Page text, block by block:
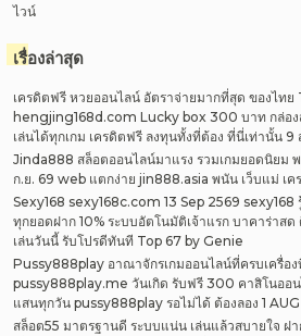
ไวน์
เรื่องล่าสุด
เครดิตฟรี หวยออนไลน์ อัตราจ่ายมากที่สุด ของไท
hengjing168d.com Lucky box 300 บาท กล่องสุ่
เล่นได้ทุกเกม เครดิตฟรี ลงทุนทั้งที่ต้อง ที่นี่เท่านั้น
Jinda888 สล็อตออนไลน์มาแรง รวมเกมยอดนิยม
ก.ย. 69 web แตกง่าย jin888.asia พนัน เว็บแม่ เ
Sexy168 sexy168c.com 13 Sep 2569 sexy168
ทุกยอดฝาก 10% ระบบอัตโนมัติเจ้าแรก บาคาร่าสด
เล่นวันนี้ รับโปรดีทันที Top 67 by Genie
Pussy888play อาณาจักรเกมออนไลน์ที่ครบเครื่อ
pussy888play.me วันเกิด รับฟรี 300 คาสิโนออ
แสนทุกวัน pussy888play รอไม่ได้ ต้องลอง 1
สล็อต55 มาตรฐานดี ระบบแน่น เล่นแล้วสบายใจ